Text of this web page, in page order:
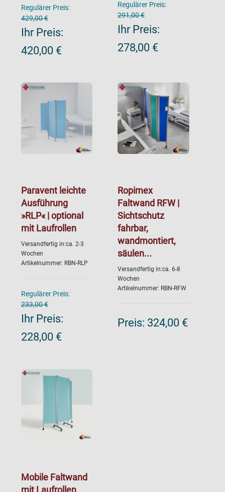
Regulärer Preis:
429,00 €
Ihr Preis:
420,00 €
Regulärer Preis:
291,00 €
Ihr Preis:
278,00 €
Paravent leichte
Ausführung
»RLP« | optional
mit Laufrollen
Versandfertig in:ca. 2-3
Wochen
Artikelnummer: RBN-RLP
Regulärer Preis:
233,00 €
Ihr Preis:
228,00 €
Ropimex
Faltwand RFW |
Sichtschutz
fahrbar,
wandmontiert,
säulen...
Versandfertig in:ca. 6-8
Wochen
Artikelnummer: RBN-RFW
Preis: 324,00 €
Mobile Faltwand
mit Laufrollen